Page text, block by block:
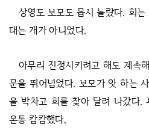
상영도 보모도 몹시 놀랐다. 희
대는 개가 아니었다.
아무리 진정시키려고 해도 계속
문을 뛰어넘었다. 보모가 앗 하는
을 박차고 희를 찾아 달려 나갔다.
온통 캄캄했다.